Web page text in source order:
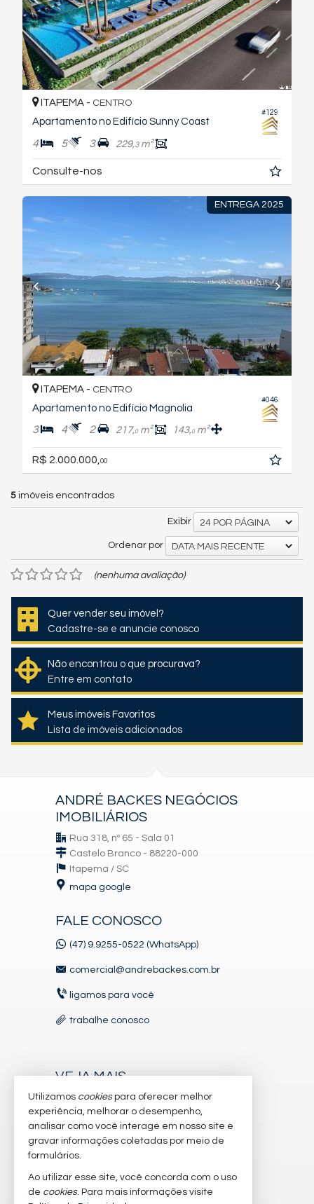
#129
ITAPEMA - CENTRO
Apartamento no Edifício Sunny Coast
4 5 3 229,3m²
Consulte-nos
ENTREGA 2025
#046
ITAPEMA - CENTRO
Apartamento no Edifício Magnolia
3 4 2 217,0m² 143,0m²
R$ 2.000.000, 00
5 imóveis encontrados
Exibir 24 POR PÁGINA
Ordenar por DATA MAIS RECENTE
(nenhuma avaliação)
Quer vender seu imóvel?
Cadastre-se e anuncie conosco
Não encontrou o que procurava?
Entre em contato
Meus imóveis Favoritos
Lista de imóveis adicionados
ANDRÉ BACKES NEGÓCIOS
IMOBILIÁRIOS
Rua 318, nº 65 - Sala 01
Castelo Branco - 88220-000
Itapema / SC
mapa google
FALE CONOSCO
(47) 9.9255-0522 (WhatsApp)
comercial@andrebackes.com.br
ligamos para você
trabalhe conosco
VEJA MAIS
receba nosso newsletter
indicadores financeiros
imóveis favoritos
mapa de imóveis
Utilizamos cookiespara oferecer melhor
experiência, melhorar o desempenho,
analisar como você interage em nosso site e
gravar informações coletadas por meio de
formulários.
Ao utilizar esse site, você concorda com o uso
de cookies. Para mais informações visite